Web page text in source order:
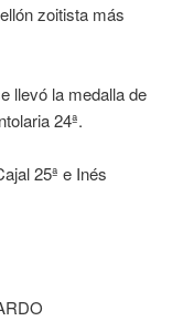
zoitista más
llevó la medalla de
24ª.
25ª e Inés